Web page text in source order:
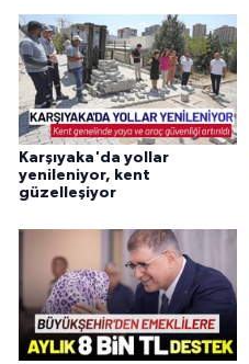
Karşıyaka'da yollar
yenileniyor, kent
güzelleşiyor